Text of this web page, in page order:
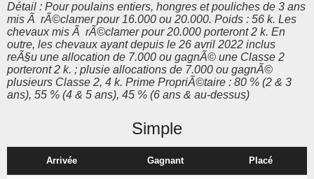
Détail : Pour poulains entiers, hongres et pouliches de 3 ans
mis Ã rÃ©clamer pour 16.000 ou 20.000. Poids : 56 k. Les
chevaux mis Ã rÃ©clamer pour 20.000 porteront 2 k. En
outre, les chevaux ayant depuis le 26 avril 2022 inclus
reÃ§u une allocation de 7.000 ou gagnÃ© une Classe 2
porteront 2 k. ; plusie allocations de 7.000 ou gagnÃ©
plusieurs Classe 2, 4 k. Prime PropriÃ©taire : 80 % (2 & 3
ans), 55 % (4 & 5 ans), 45 % (6 ans & au-dessus)
Simple
Arrivée Gagnant Placé